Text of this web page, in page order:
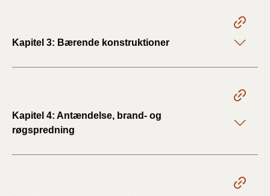
Tidligere BR (1961-
Kapitel 3: Bærende konstruktioner
Kapitel 4: Antændelse, brand- og
røgspredning